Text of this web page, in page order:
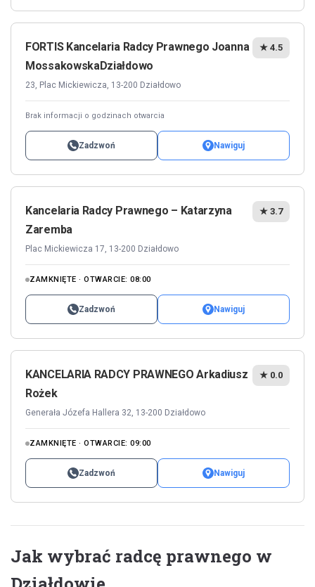
FORTIS Kancelaria Radcy Prawnego Joanna
MossakowskaDziałdowo
23, Plac Mickiewicza, 13-200 Działdowo
★ 4.5
Brak informacji o godzinach otwarcia
Zadzwoń Nawiguj
Kancelaria Radcy Prawnego – Katarzyna
Zaremba
Plac Mickiewicza 17, 13-200 Działdowo
★ 3.7
ZAMKNIĘTE · OTWARCIE: 08:00
Zadzwoń Nawiguj
KANCELARIA RADCY PRAWNEGO Arkadiusz
Rożek
Generała Józefa Hallera 32, 13-200 Działdowo
★ 0.0
ZAMKNIĘTE · OTWARCIE: 09:00
Zadzwoń Nawiguj
Jak wybrać radcę prawnego w